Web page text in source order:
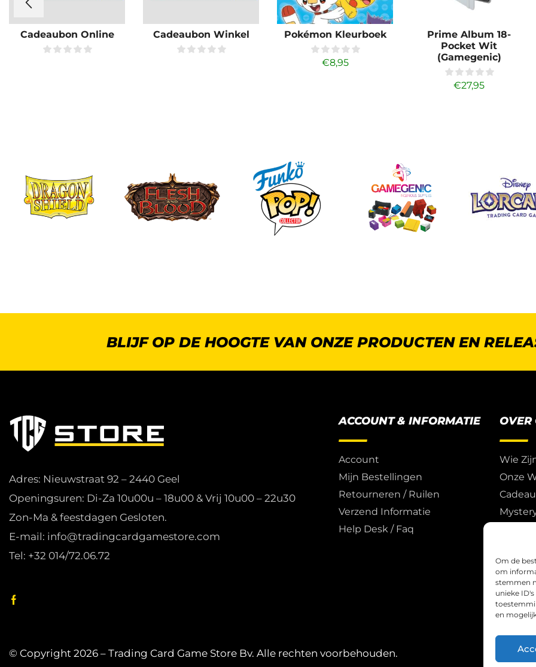
Om de
om
stemmen
unieke
en
Cadeaubon Online Cadeaubon Winkel Pokémon Kleurboek
€8,95
Prime Album 18-
Pocket Wit
(Gamegenic)
€27,95
BLIJF OP DE HOOGTE VAN ONZE PRODUCTEN EN
Adres: Nieuwstraat 92 – 2440 Geel
Openingsuren: Di-Za 10u00u – 18u00 & Vrij 10u00 – 22u30
Zon-Ma & feestdagen Gesloten.
E-mail: info@tradingcardgamestore.com
Tel: +32 014/72.06.72
ACCOUNT & INFORMATIE
Account
Mijn Bestellingen
Retourneren / Ruilen
Verzend Informatie
Help Desk / Faq
OVER
Wie
Onze
© Copyright 2026 – Trading Card Game Store Bv. Alle rechten voorbehouden.